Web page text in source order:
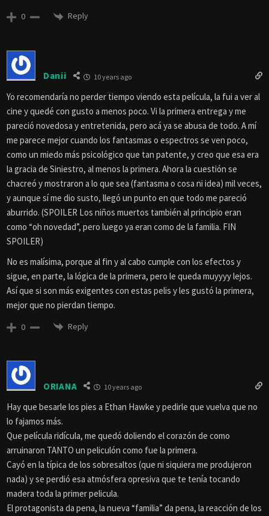
0 Reply
Danii 10 years ago
Yo recomendaría no perder tiempo viendo esta película, la fui a ver al
cine y quedé con gusto a menos poco. Vi la primera entrega y me
pareció novedosa y entretenida, pero acá ya se abusa de todo. A mí
me parece mejor cuando los fantasmas o espectros se ven poco,
como un miedo más psicológico que tan patente, y creo que esa era
la gracia de Siniestro, al menos la primera. Ahora la cuestión se
chacreó y mostraron a lo que sea (fantasma o cosa ni idea) mil veces,
y aunque sí me dio susto, llegó un punto en que todo me pareció
aburrido. (SPOILER Los niños muertos también al principio eran
como “oh novedad”, pero luego ya eran como de la familia. FIN
SPOILER)
No es malísima, porque al fin y al cabo cumple con los efectos y
sigue, en parte, la lógica de la primera, pero le queda muyyyy lejos.
Así que si son más exigentes con estas pelis y les gustó la primera,
mejor que no pierdan tiempo.
0 Reply
ORIANA 10 years ago
Hay que besarle los pies a Ethan Hawke y pedirle que vuelva que no
lo fajamos más.
Que película ridícula, me quedó doliendo el corazón de como
arruinaron TANTO un peliculón como fue la primera.
Cayó en la típica de los sobresaltos (que ni siquiera me produjeron
nada) y se perdió esa atmósfera opresiva que te tenía tocando
madera toda la primer pelicula.
El protagonista da pena, la nueva “familia” da pena, la reacción de los